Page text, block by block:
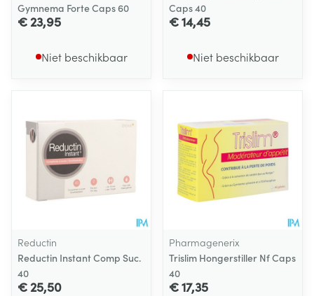
Gymnema Forte Caps 60
€ 23,95
Niet beschikbaar
Caps 40
€ 14,45
Niet beschikbaar
Reductin
Reductin Instant Comp Suc.
40
€ 25,50
Pharmagenerix
Trislim Hongerstiller Nf Caps
40
€ 17,35